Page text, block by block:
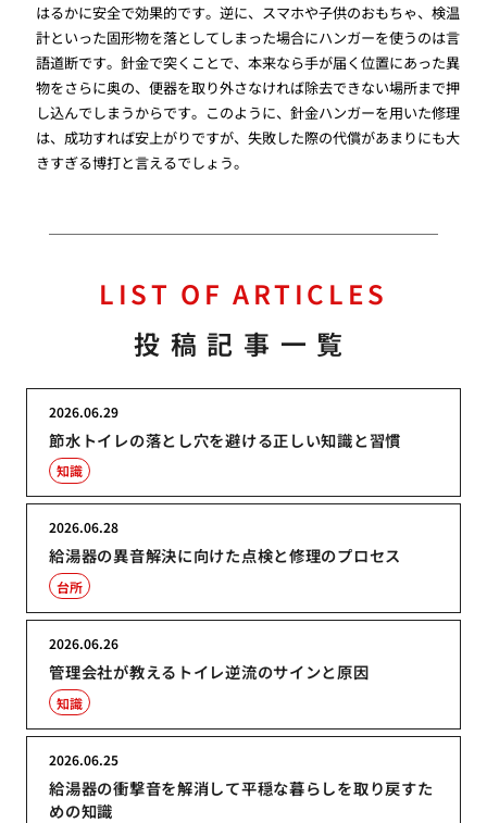
はるかに安全で効果的です。逆に、スマホや子供のおもちゃ、検温
計といった固形物を落としてしまった場合にハンガーを使うのは言
語道断です。針金で突くことで、本来なら手が届く位置にあった異
物をさらに奥の、便器を取り外さなければ除去できない場所まで押
し込んでしまうからです。このように、針金ハンガーを用いた修理
は、成功すれば安上がりですが、失敗した際の代償があまりにも大
きすぎる博打と言えるでしょう。
LIST OF ARTICLES
投稿記事一覧
節水トイレの落とし穴を避ける正しい知識と習慣
2026.06.29
知識
給湯器の異音解決に向けた点検と修理のプロセス
2026.06.28
台所
管理会社が教えるトイレ逆流のサインと原因
2026.06.26
知識
給湯器の衝撃音を解消して平穏な暮らしを取り戻すた
めの知識
2026.06.25